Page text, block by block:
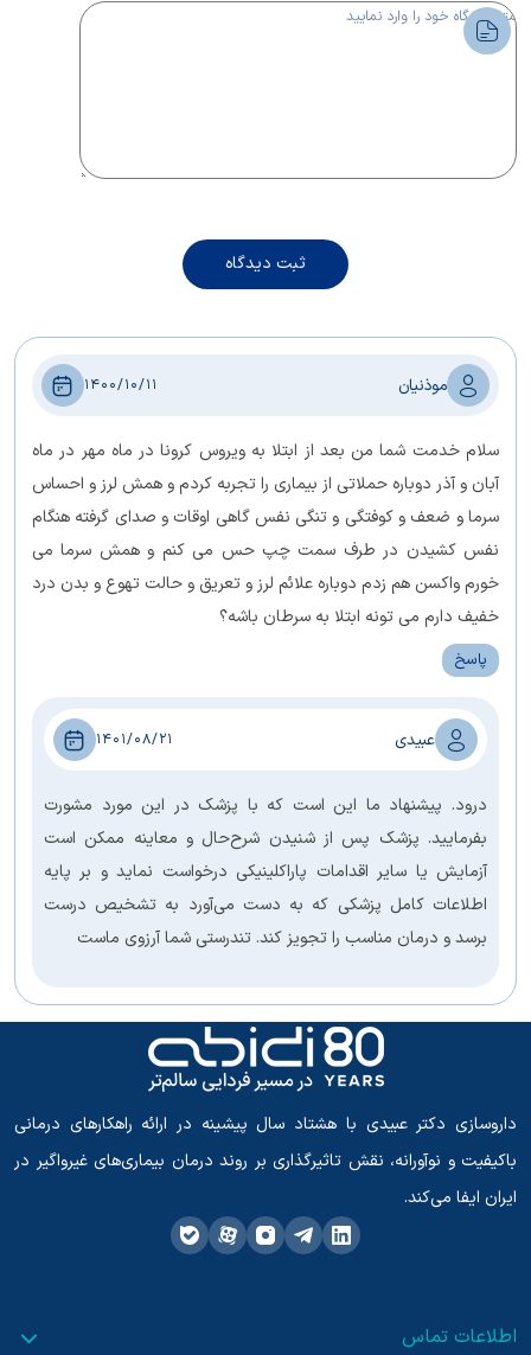
ثبت دیدگاه
موذنیان 1400/10/11
سلام خدمت شما من بعد از ابتلا به ویروس کرونا در ماه مهر در ماه
آبان و آذر دوباره حملاتی از بیماری را تجربه کردم و همش لرز و احساس
سرما و ضعف و کوفتگی و تنگی نفس گاهی اوقات و صدای گرفته هنگام
نفس کشیدن در طرف سمت چپ حس می کنم و همش سرما می
خورم واکسن هم زدم دوباره علائم لرز و تعریق و حالت تهوع و بدن درد
خفیف دارم می تونه ابتلا به سرطان باشه؟
پاسخ
عبیدی 1401/08/21
درود. پیشنهاد ما این است که با پزشک در این مورد مشورت
بفرمایید. پزشک پس از شنیدن شرح‌حال و معاینه ممکن است
آزمایش یا سایر اقدامات پاراکلینیکی درخواست نماید و بر پایه
اطلاعات کامل پزشکی که به دست می‌آورد به تشخیص درست
برسد و درمان مناسب را تجویز کند. تندرستی شما آرزوی ماست
داروسازی دکتر عبیدی با هشتاد سال پیشینه در ارائه راهکارهای درمانی
باکیفیت و نوآورانه، نقش تاثیرگذاری بر روند درمان بیماری‌های غیرواگیر در
ایران ایفا می‌کند.
اطلاعات تماس